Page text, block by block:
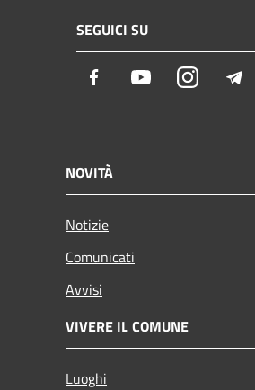
SEGUICI SU
Facebook YoutubeInstagram
NOVITÀ
Notizie
Comunicati
Avvisi
VIVERE IL COMUNE
Luoghi